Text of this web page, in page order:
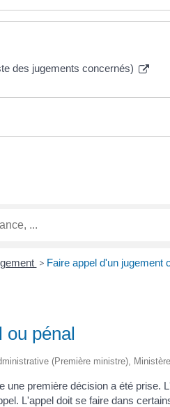
des jugements concernés)
> Faire appel d'un jugement
ou pénal
(Première ministre),
une première décision a été
L'appel doit se faire dans